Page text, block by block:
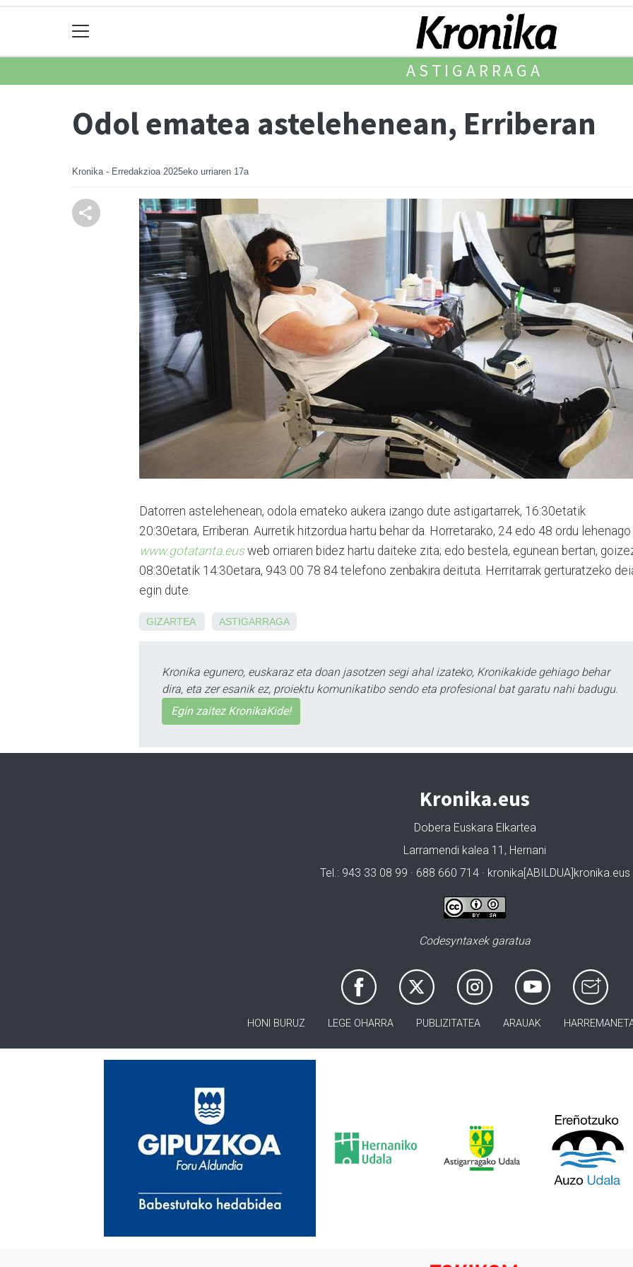
ASTIGARRAGA
Odol ematea astelehenean, Erriberan
Kronika - Erredakzioa 2025eko urriaren 17a
Datorren astelehenean, odola emateko aukera izango dute astigartarrek, 16:30etatik
20:30etara, Erriberan. Aurretik hitzordua hartu behar da. Horretarako, 24 edo 48 ordu lehenago
www.gotatanta.eusweb orriaren bidez hartu daiteke zita; edo bestela, egunean bertan,
08:30etatik 14:30etara, 943 00 78 84 telefono zenbakira deituta. Herritarrak gerturatzeko
egin dute.
GIZARTEA ASTIGARRAGA
Kronika egunero, euskaraz eta doan jasotzen segi ahal izateko, Kronikakide gehiago behar
dira, eta zer esanik ez, proiektu komunikatibo sendo eta profesional bat garatu nahi badugu.
Egin zaitez KronikaKide!
Kronika.eus
Dobera Euskara Elkartea
Larramendi kalea 11, Hernani
Tel.: 943 33 08 99 · 688 660 714 · kronika[ABILDUA]kronika.eus
Codesyntaxek garatua
HONI BURUZ LEGE OHARRA PUBLIZITATEA ARAUAK